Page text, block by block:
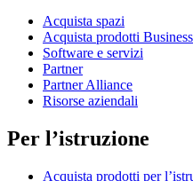
Acquista spazi
Acquista prodotti Business
Software e servizi
Partner
Partner Alliance
Risorse aziendali
Per l’istruzione
Acquista prodotti per